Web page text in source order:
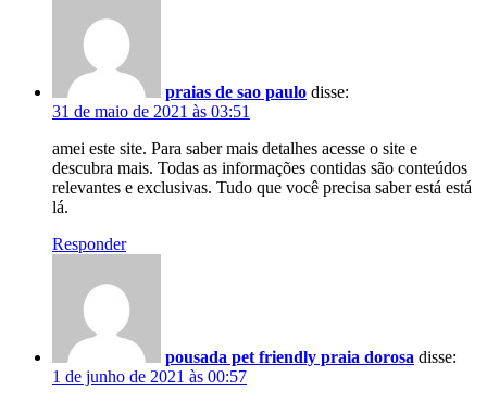
praias de sao paulo disse:
31 de maio de 2021 às 03:51
amei este site. Para saber mais detalhes acesse o site e
descubra mais. Todas as informações contidas são conteúdos
relevantes e exclusivas. Tudo que você precisa saber está está
lá.
Responder
pousada pet friendly praia dorosa disse:
1 de junho de 2021 às 00:57